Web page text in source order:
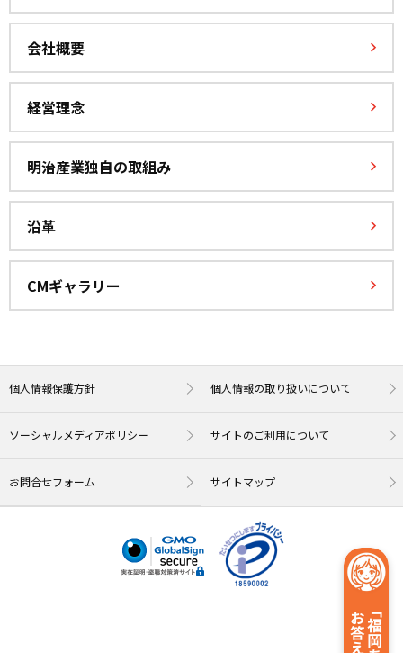
会社概要
経営理念
明治産業独自の取組み
沿革
CMギャラリー
個人情報保護方針 個人情報の取り扱いについて
ソーシャルメディアポリシー サイトのご利用について
お問合せフォーム サイトマップ